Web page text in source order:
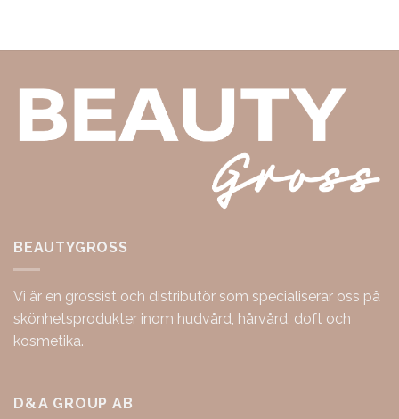
BEAUTYGROSS
Vi är en grossist och distributör som specialiserar oss på
skönhetsprodukter inom hudvård, hårvård, doft och
kosmetika.
D&A GROUP AB